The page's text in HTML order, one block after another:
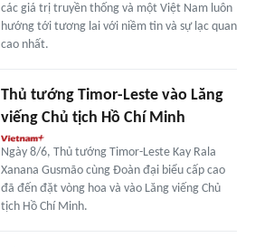
các giá trị truyền thống và một Việt Nam luôn
hướng tới tương lai với niềm tin và sự lạc quan
cao nhất.
Thủ tướng Timor-Leste vào Lăng
viếng Chủ tịch Hồ Chí Minh
Ngày 8/6, Thủ tướng Timor-Leste Kay Rala
Xanana Gusmão cùng Đoàn đại biểu cấp cao
đã đến đặt vòng hoa và vào Lăng viếng Chủ
tịch Hồ Chí Minh.